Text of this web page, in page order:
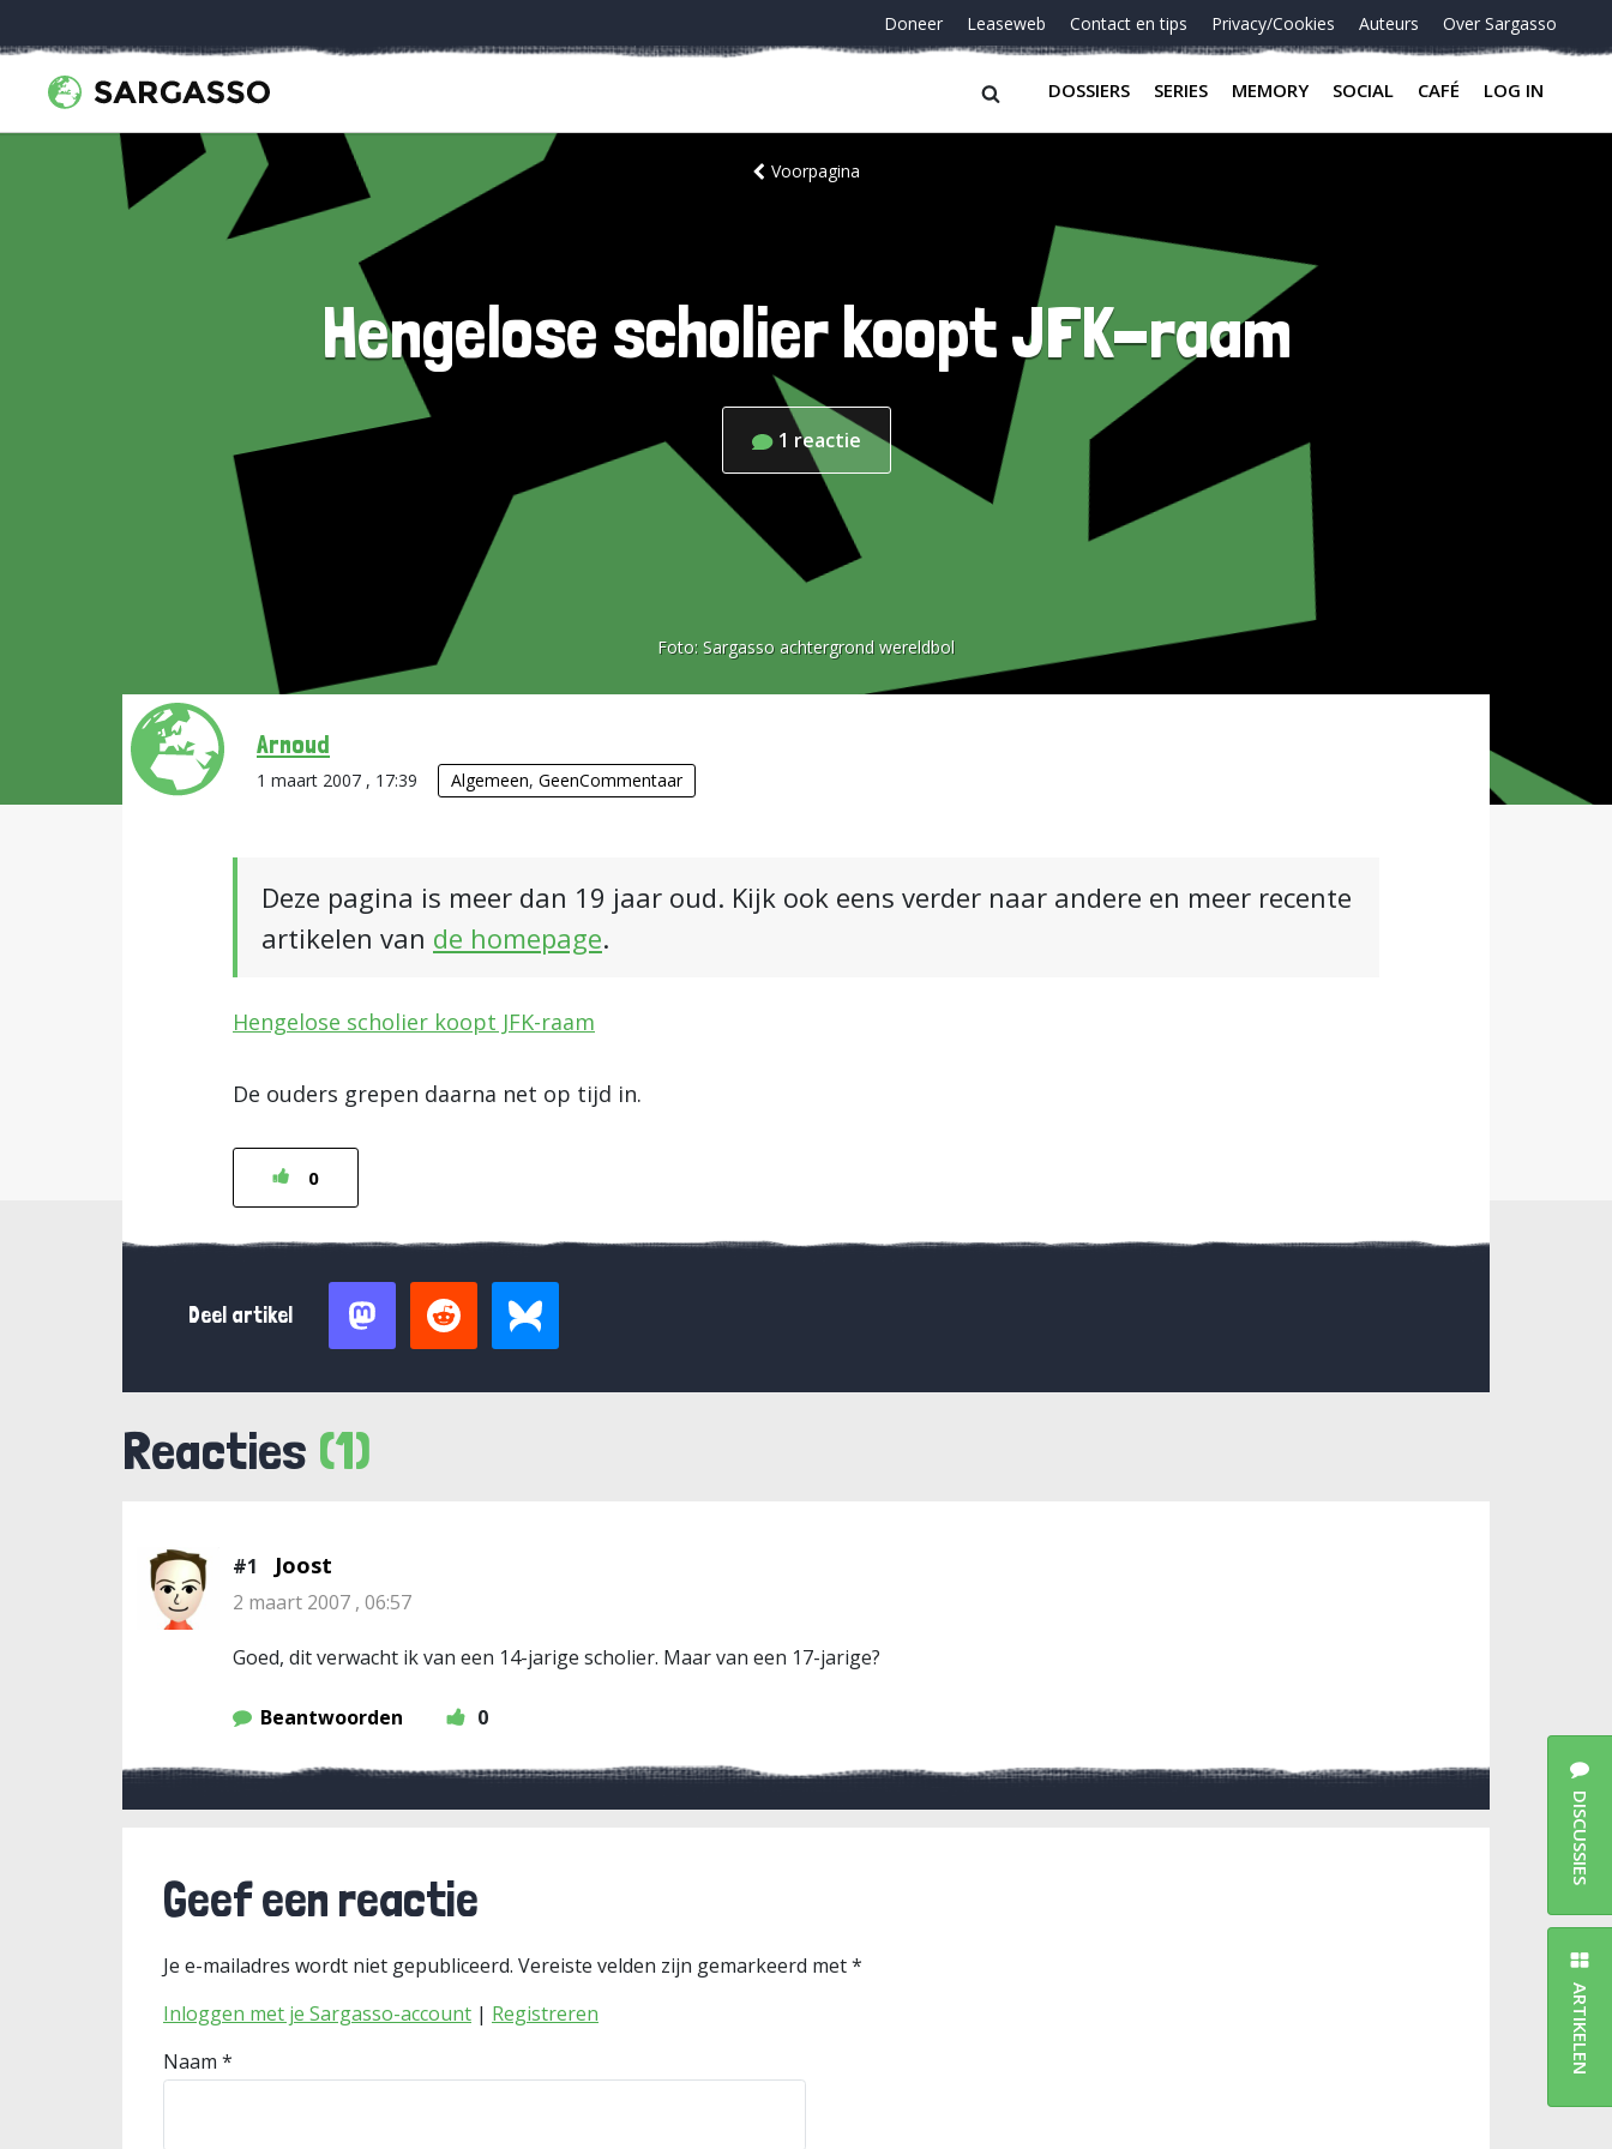
Doneer Leaseweb Contact en tips Privacy/Cookies Auteurs Over Sargasso
DOSSIERS SERIES MEMORY SOCIAL CAFÉ LOG IN
Voorpagina
Hengelose scholier koopt JFK-raam
1 reactie
Foto: Sargasso achtergrond wereldbol
Arnoud
1 maart 2007 , 17:39 Algemeen, GeenCommentaar
Deze pagina is meer dan 19 jaar oud. Kijk ook eens verder naar andere en meer recente
artikelen van de homepage.
Hengelose scholier koopt JFK-raam
De ouders grepen daarna net op tijd in.
0
Deel artikel
Reacties (1)
#1 Joost
2 maart 2007 , 06:57
Goed, dit verwacht ik van een 14-jarige scholier. Maar van een 17-jarige?
Beantwoorden 0
Geef een reactie
Je e-mailadres wordt niet gepubliceerd. Vereiste velden zijn gemarkeerd met*
Inloggen met je Sargasso-account | Registreren
Naam *
DISCUSSIES
ARTIKELEN